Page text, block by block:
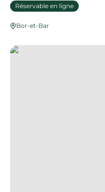
Réservable en ligne
Bor-et-Bar
Balade plantes sauvages